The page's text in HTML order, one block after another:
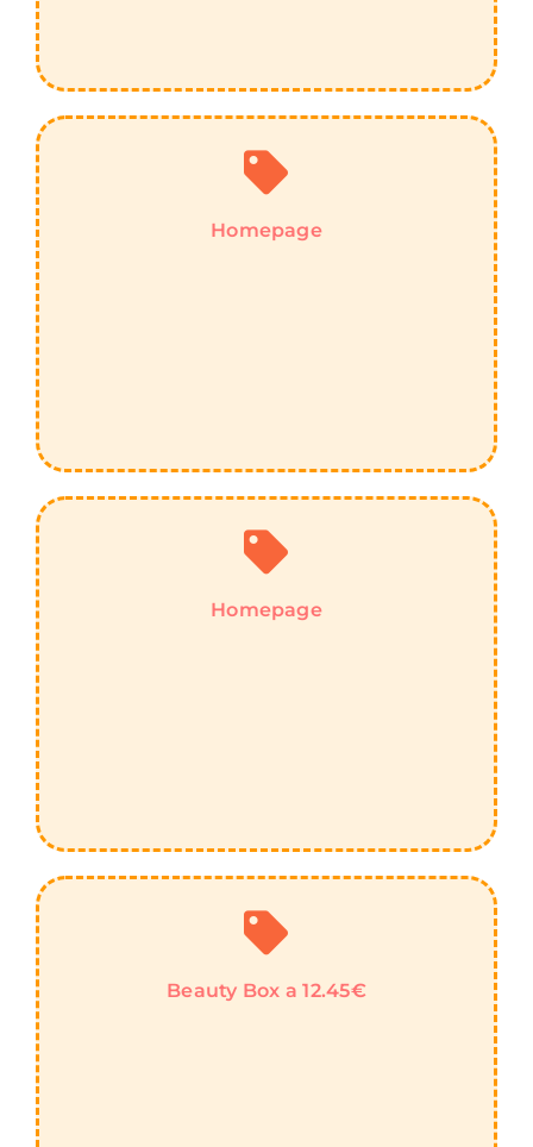
Homepage
Homepage
Beauty Box a 12.45€